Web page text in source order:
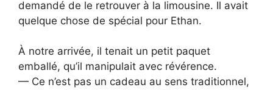
demandé de le retrouver à la limousine. Il avait
quelque chose de spécial pour Ethan.
À notre arrivée, il tenait un petit paquet
emballé, qu’il manipulait avec révérence.
— Ce n’est pas un cadeau au sens traditionnel,